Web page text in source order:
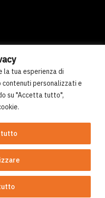
la tua esperienza di
contenuti personalizzati e
su "Accetta tutto",
tutto